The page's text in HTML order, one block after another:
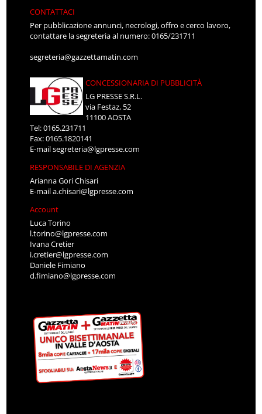
CONTATTACI
Per pubblicazione annunci, necrologi, offro e cerco lavoro,
contattare la segreteria al numero: 0165/231711
segreteria@gazzettamatin.com
CONCESSIONARIA DI PUBBLICITÀ
LG PRESSE S.R.L.
via Festaz, 52
11100 AOSTA
Tel: 0165.231711
Fax: 0165.1820141
E-mailsegreteria@lgpresse.com
RESPONSABILE DI AGENZIA
Arianna Gori Chisari
E-maila.chisari@lgpresse.com
Account
Luca Torino
l.torino@lgpresse.com
Ivana Cretier
i.cretier@lgpresse.com
Daniele Fimiano
d.fimiano@lgpresse.com